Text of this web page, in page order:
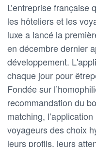
L’entreprise
les hôteliers et les
luxe a lancé la
en décembre dernier
développement.
chaque jour pour
Fondée sur
recommandation du
matching,
voyageurs des choix
leurs profils, leurs